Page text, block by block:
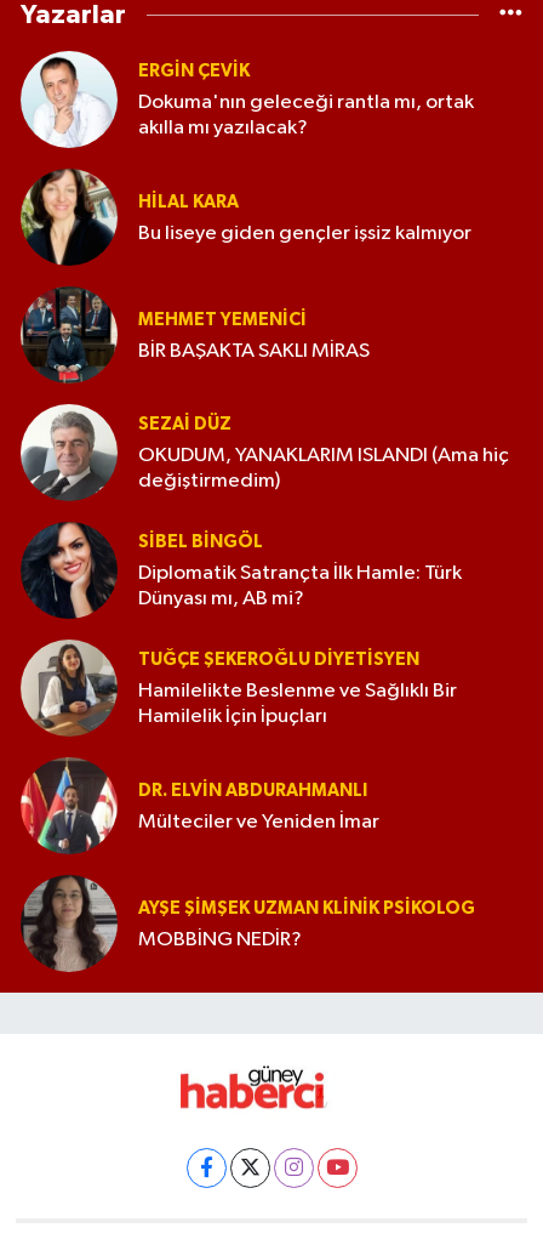
Yazarlar
ERGIN ÇEVİK
Dokuma'nın geleceği rantla mı, ortak
akılla mı yazılacak?
HILAL KARA
Bu liseye giden gençler işsiz kalmıyor
MEHMET YEMENICI
BİR BAŞAKTA SAKLI MİRAS
SEZAI DÜZ
OKUDUM, YANAKLARIM ISLANDI (Ama hiç
değiştirmedim)
SIBEL BINGÖL
Diplomatik Satrançta İlk Hamle: Türk
Dünyası mı, AB mi?
TUĞÇE ŞEKEROĞLU DIYETISYEN
Hamilelikte Beslenme ve Sağlıklı Bir
Hamilelik İçin İpuçları
DR. ELVIN ABDURAHMANLI
Mülteciler ve Yeniden İmar
AYŞE ŞIMŞEK UZMAN KLINIK PSIKOLOG
MOBBİNG NEDİR?